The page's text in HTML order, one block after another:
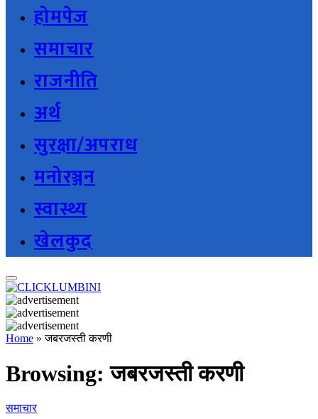
होमपेज
समाचार
राजनीति
अर्थ
सुरक्षा/अपराध
मनोरञ्जन
स्वास्थ्य
खेलकुद
Home »जबरजस्ती करणी
Browsing:जबरजस्ती करणी
समाचार